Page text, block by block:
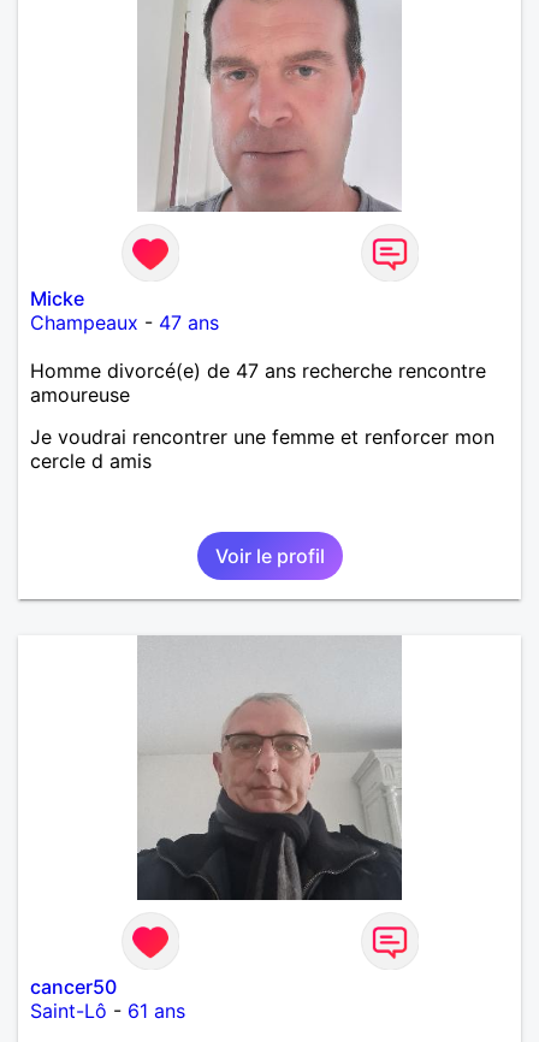
Micke
Champeaux - 47 ans
Homme divorcé(e) de 47 ans recherche rencontre
amoureuse
Je voudrai rencontrer une femme et renforcer mon
cercle d amis
Voir le profil
cancer50
Saint-Lô - 61 ans